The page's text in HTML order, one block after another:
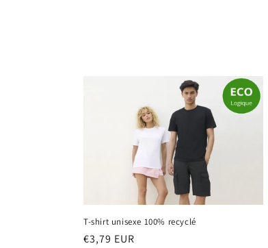
i
T-shirt unisexe 100% recyclé
Prix
€3,79 EUR